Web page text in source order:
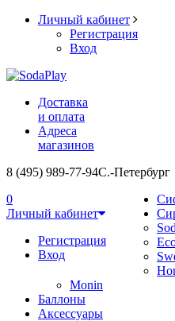
Личный кабинет
Регистрация
Вход
Доставка
и оплата
Адреса
магазинов
8 (495) 989-77-94С.-Петербург
0
Личный кабинет
Регистрация
Вход
Monin
Баллоны
Аксессуары